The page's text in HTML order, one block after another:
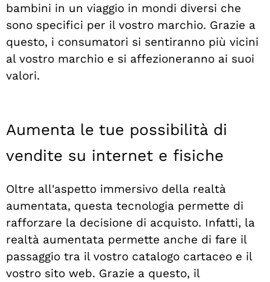
bambini in un viaggio in mondi diversi che
sono specifici per il vostro marchio. Grazie a
questo, i consumatori si sentiranno più vicini
al vostro marchio e si affezioneranno ai suoi
valori.
Aumenta le tue possibilità di
vendite su internet e fisiche
Oltre all'aspetto immersivo della realtà
aumentata, questa tecnologia permette di
rafforzare la decisione di acquisto. Infatti, la
realtà aumentata permette anche di fare il
passaggio tra il vostro catalogo cartaceo e il
vostro sito web. Grazie a questo, il